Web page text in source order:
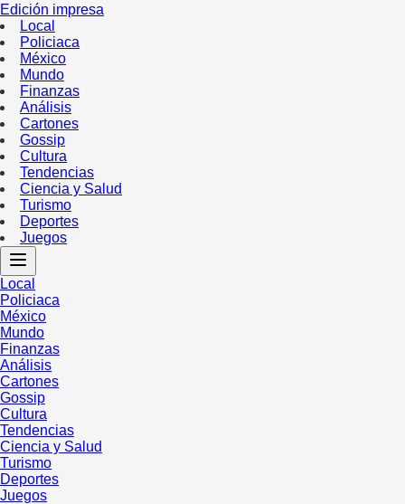
Edición impresa
Local
Policiaca
México
Mundo
Finanzas
Análisis
Cartones
Gossip
Cultura
Tendencias
Ciencia y Salud
Turismo
Deportes
Juegos
Local
Policiaca
México
Mundo
Finanzas
Análisis
Cartones
Gossip
Cultura
Tendencias
Ciencia y Salud
Turismo
Deportes
Juegos